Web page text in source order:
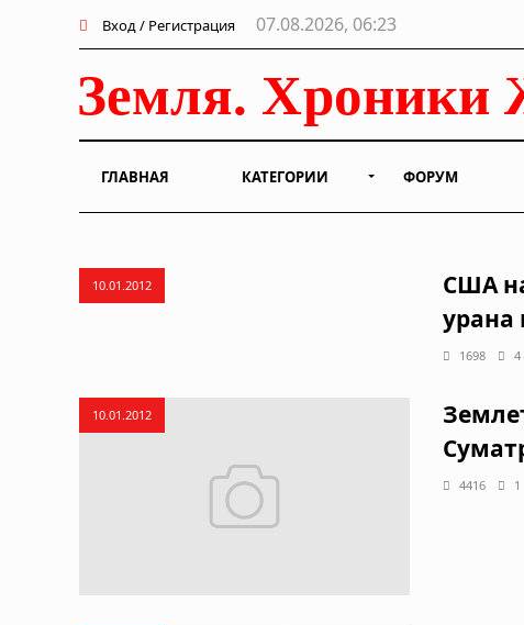
Вход / Регистрация 07.08.2026, 06:23
ГЛАВНАЯ КАТЕГОРИИ ФОРУМ
10.01.2012
США
1698 4
10.01.2012
4416 1